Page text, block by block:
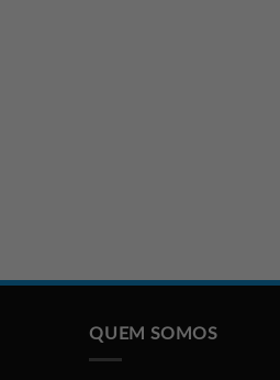
QUEM SOMOS